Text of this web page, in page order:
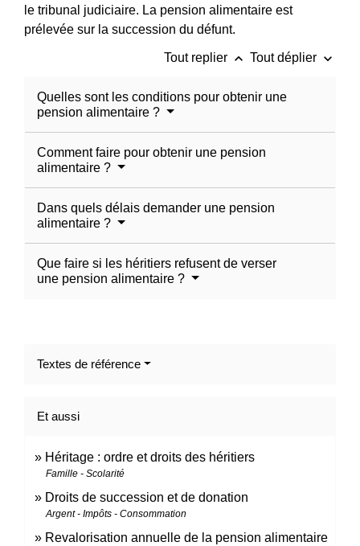
le tribunal judiciaire. La pension alimentaire est
prélevée sur la succession du défunt.
Tout replier keyboard_arrow_up Tout déplier keyboard_arrow_down
Quelles sont les conditions pour obtenir une
pension alimentaire ?
Comment faire pour obtenir une pension
alimentaire ?
Dans quels délais demander une pension
alimentaire ?
Que faire si les héritiers refusent de verser
une pension alimentaire ?
Textes de référence
Et aussi
Héritage : ordre et droits des héritiers
Famille - Scolarité
Droits de succession et de donation
Argent - Impôts - Consommation
Revalorisation annuelle de la pension alimentaire